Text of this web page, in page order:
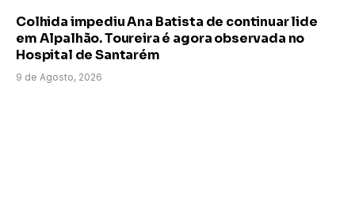
Colhida impediu Ana Batista de continuar lide
em Alpalhão. Toureira é agora observada no
Hospital de Santarém
9 de Agosto, 2026